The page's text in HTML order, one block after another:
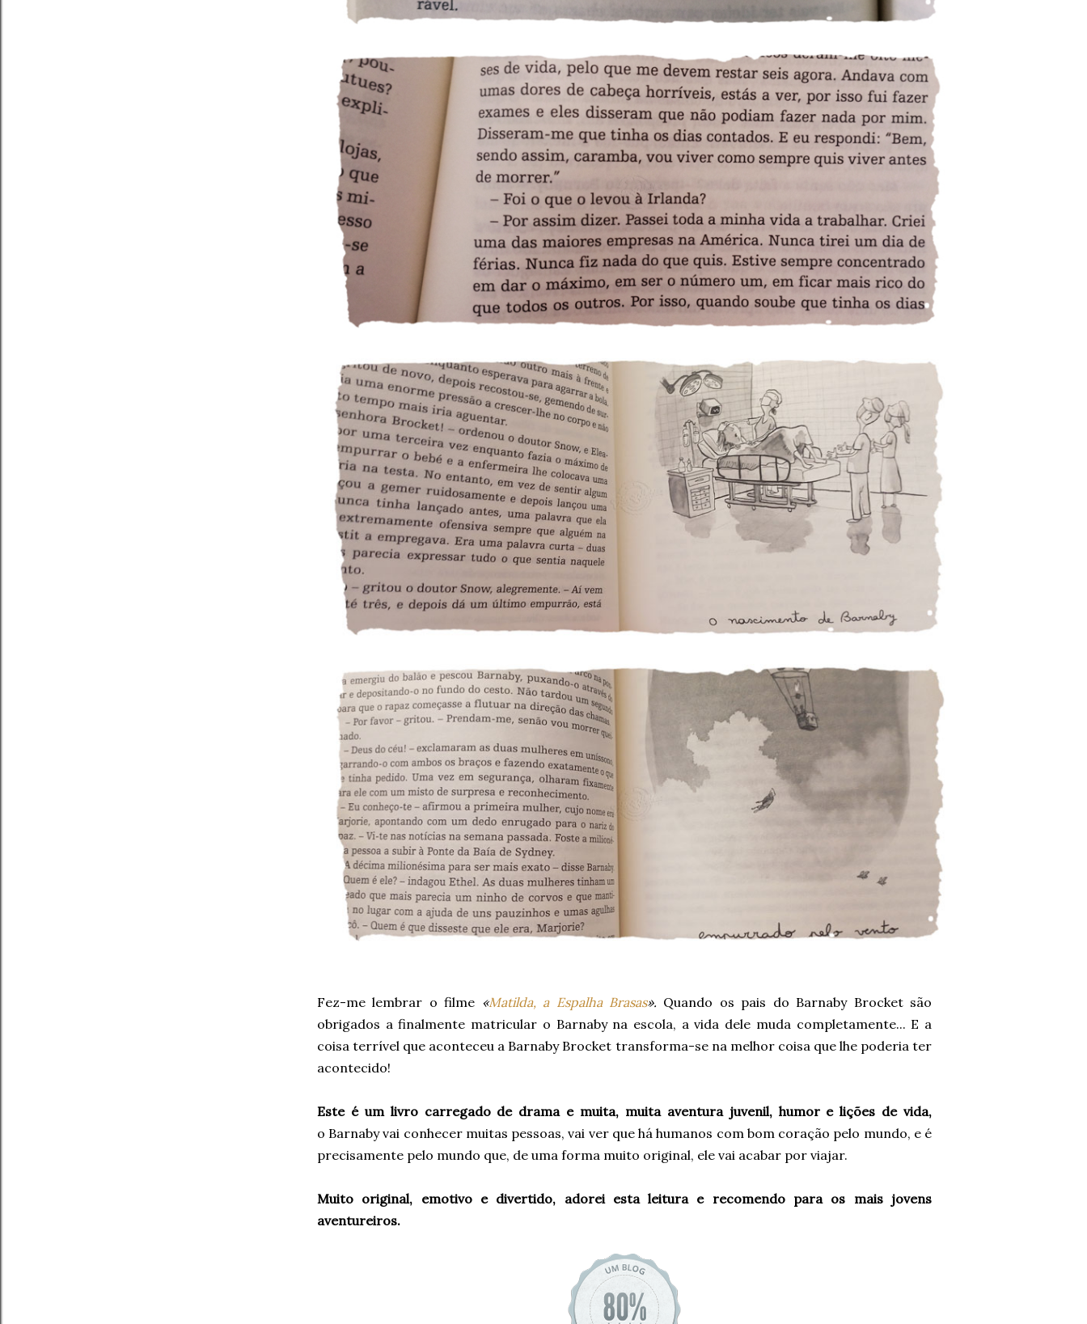
Fez-me lembrar o filme «Matilda, a Espalha Brasas». Quando os pais do Barnaby Brocket são
obrigados a finalmente matricular o Barnaby na escola, a vida dele muda completamente... E a
coisa terrível que aconteceu a Barnaby Brocket transforma-se na melhor coisa que lhe poderia ter
acontecido!
Este é um livro carregado de drama e muita, muita aventura juvenil, humor e lições de vida,
o Barnaby vai conhecer muitas pessoas, vai ver que há humanos com bom coração pelo mundo, e é
precisamente pelo mundo que, de uma forma muito original, ele vai acabar por viajar.
Muito original, emotivo e divertido, adorei esta leitura e recomendo para os mais jovens
aventureiros.